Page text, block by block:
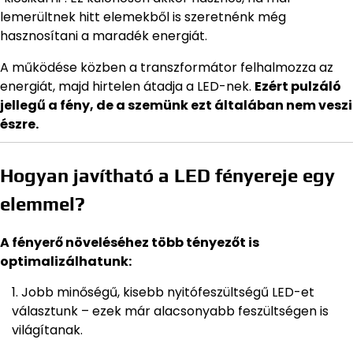
lemerültnek hitt elemekből is szeretnénk még
hasznosítani a maradék energiát.
A működése közben a transzformátor felhalmozza az
energiát, majd hirtelen átadja a LED-nek. Ezért pulzáló
jellegű a fény, de a szemünk ezt általában nem veszi
észre.
Hogyan javítható a LED fényereje egy
elemmel?
A fényerő növeléséhez több tényezőt is
optimalizálhatunk:
Jobb minőségű, kisebb nyitófeszültségű LED-et
választunk – ezek már alacsonyabb feszültségen is
világítanak.